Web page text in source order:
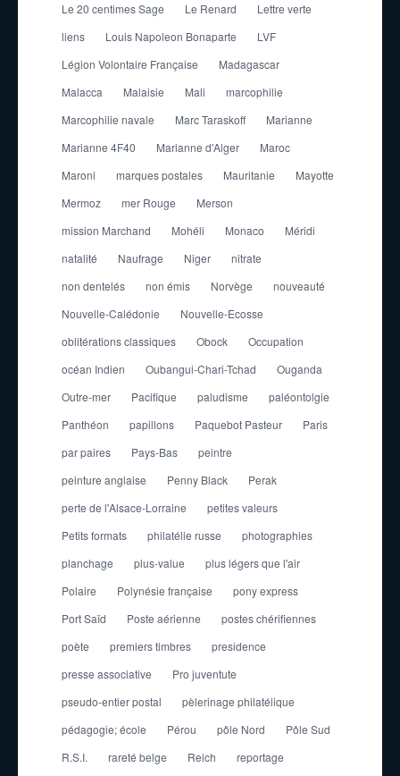
Le 20 centimes Sage
Le Renard
Lettre verte
liens
Louis Napoleon Bonaparte
LVF
Légion Volontaire Française
Madagascar
Malacca
Malaisie Mali
marcophilie
Marcophilie navale
Marc Taraskoff
Marianne
Marianne 4F40
Marianne d'Alger
Maroc
Maroni
marques postales Mauritanie
Mayotte
Mermoz
mer Rouge
Merson
mission Marchand
Mohéli Monaco
Méridi
natalité
Naufrage Niger
nitrate
non dentelés
non émis Norvège
nouveauté
Nouvelle-Calédonie
Nouvelle-Ecosse
oblitérations classiques
Obock
Occupation
océan Indien
Oubangui-Chari-Tchad
Ouganda
Outre-mer
Pacifique paludisme
paléontolgie
Panthéon
papillons Paquebot Pasteur
Paris
par paires
Pays-Bas
peintre
peinture anglaise
Penny Black
Perak
perte de l'Alsace-Lorraine
petites valeurs
Petits formats
philatélie russe
photographies
planchage
plus-value
plus légers que l'air
Polaire
Polynésie française
pony express
Port Saïd
Poste aérienne
postes chérifiennes
poète
premiers timbres
presidence
presse associative
Pro juventute
pseudo-entier postal
pèlerinage philatélique
pédagogie; école
Pérou pôle Nord
Pôle Sud
R.S.I.
rareté belge Reich
reportage